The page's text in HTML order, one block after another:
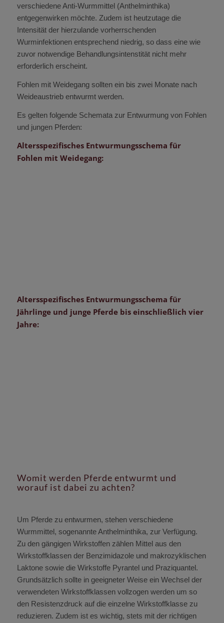
verschiedene Anti-Wurmmittel (Anthelminthika)
entgegenwirken möchte. Zudem ist heutzutage die
Intensität der hierzulande vorherrschenden
Wurminfektionen entsprechend niedrig, so dass eine wie
zuvor notwendige Behandlungsintenstität nicht mehr
erforderlich erscheint.
Fohlen mit Weidegang sollten ein bis zwei Monate nach
Weideaustrieb entwurmt werden.
Es gelten folgende Schemata zur Entwurmung von Fohlen
und jungen Pferden:
Altersspezifisches Entwurmungsschema für
Fohlen mit Weidegang:
Altersspezifisches Entwurmungsschema für
Jährlinge und junge Pferde bis einschließlich vier
Jahre:
Womit werden Pferde entwurmt und
worauf ist dabei zu achten?
Um Pferde zu entwurmen, stehen verschiedene
Wurmmittel, sogenannte Anthelminthika, zur Verfügung.
Zu den gängigen Wirkstoffen zählen Mittel aus den
Wirkstoffklassen der Benzimidazole und makrozyklischen
Laktone sowie die Wirkstoffe Pyrantel und Praziquantel.
Grundsätzlich sollte in geeigneter Weise ein Wechsel der
verwendeten Wirkstoffklassen vollzogen werden um so
den Resistenzdruck auf die einzelne Wirkstoffklasse zu
reduzieren. Zudem ist es wichtig, stets mit der richtigen